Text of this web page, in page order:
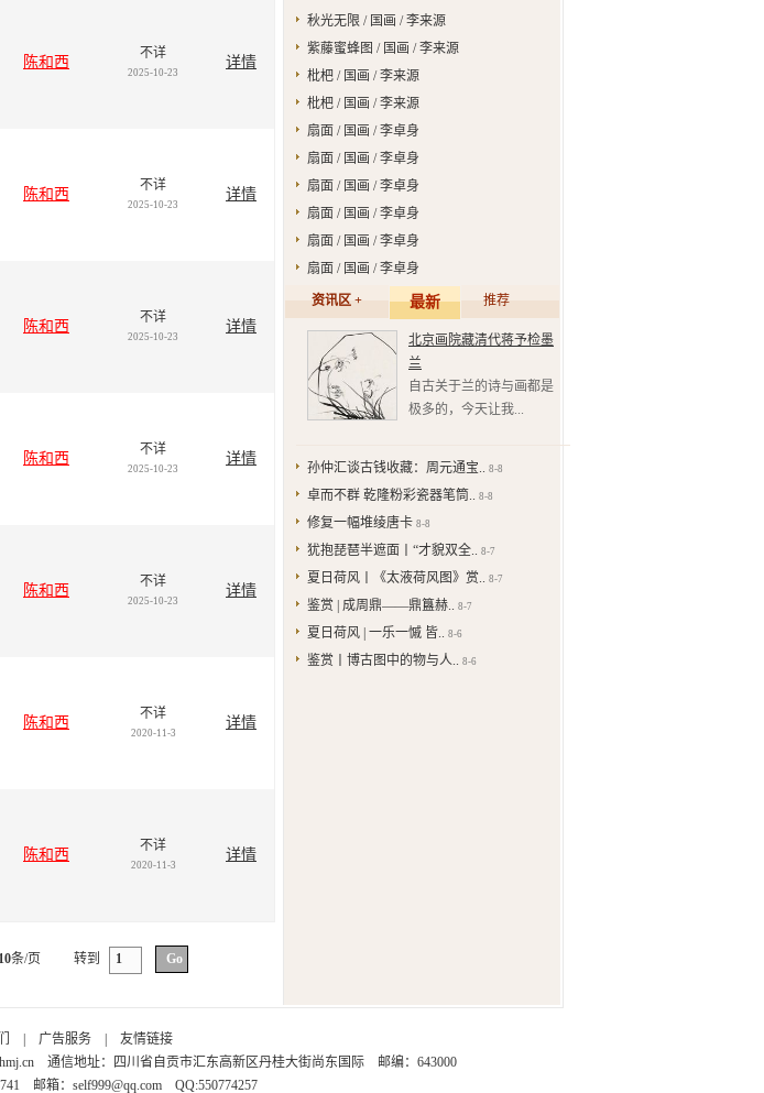
陈和西
不详
2025-10-23
详情
陈和西
不详
2025-10-23
详情
陈和西
不详
2025-10-23
详情
陈和西
不详
2025-10-23
详情
陈和西
不详
2025-10-23
详情
陈和西
不详
2020-11-3
详情
陈和西
不详
2020-11-3
详情
10条/页 转到
秋光无限 / 国画 / 李来源
紫藤蜜蜂图 / 国画 / 李来源
枇杷 / 国画 / 李来源
枇杷 / 国画 / 李来源
扇面 / 国画 / 李卓身
扇面 / 国画 / 李卓身
扇面 / 国画 / 李卓身
扇面 / 国画 / 李卓身
扇面 / 国画 / 李卓身
扇面 / 国画 / 李卓身
资讯区 + 最新 推荐
北京画院藏清代蒋予检墨
兰
自古关于兰的诗与画都是
极多的，今天让我...
孙仲汇谈古钱收藏：周元通宝.. 8-8
卓而不群 乾隆粉彩瓷器笔筒.. 8-8
修复一幅堆绫唐卡 8-8
犹抱琵琶半遮面丨“才貌双全.. 8-7
夏日荷风丨《太液荷风图》赏.. 8-7
鉴赏 | 成周鼎——鼎簋赫.. 8-7
夏日荷风 | 一乐一慽 皆.. 8-6
鉴赏丨博古图中的物与人.. 8-6
广告服务
友情链接
通信地址：四川省自贡市汇东高新区丹桂大街尚东国际 邮编：643000
邮箱： self999@qq.comQQ:550774257